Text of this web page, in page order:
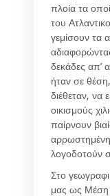
πλοία τα
του
γεμίσουν τα
δεκάδες απ’
ήταν σε
διέθεταν, να
οικισμούς
παίρνουν
αρρωστημένη
λογοδοτούν
Στο
μας ως Μέση